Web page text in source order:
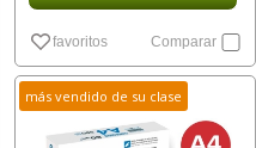
favoritos Comparar
más vendido de su clase